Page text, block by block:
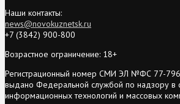
Наши контакты:
news@novokuznetsk.ru
+7 (3842) 900-800
Возрастное ограничение: 18+
Регистрационный номер СМИ ЭЛ №ФС 77-
выдано Федеральной службой по надзору в
информационных технологий и массовых